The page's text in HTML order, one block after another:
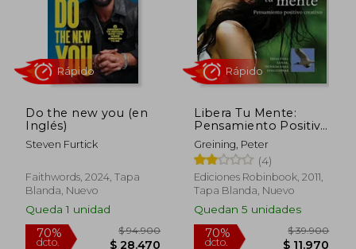
dcto.
$ 84.000
$ 25.200
70%
dcto.
$
$
Do the new you (en
Inglés)
Steven Furtick
Faithwords, 2024, Tapa
Blanda, Nuevo
Queda 1 unidad
Libera Tu Mente:
Pensamiento Positivo
Creativo
Greining, Peter
(4)
Ediciones Robinbook, 2011,
Tapa Blanda, Nuevo
Quedan 5 unidades